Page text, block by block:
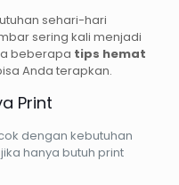
sehari-hari
sering kali menjadi
beberapa tips hemat
Anda terapkan.
Print
dengan kebutuhan
hanya butuh print